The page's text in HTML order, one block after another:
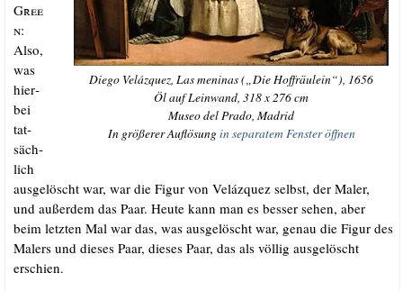
Die­go Veláz­quez,Las meni­nas(„Die Hof­fräu­lein“), 1656
Öl auf Lein­wand, 318 x 276 cm
Museo del Pra­do, Madrid
In grö­ße­rer Auf­lö­sungin sepa­ra­tem Fens­ter öffnen
Gree
n:
Also,
was
hier­
bei
tat­
säch­
lich
aus­ge­löscht war, war die Figur von Veláz­quez selbst, der Maler,
und außer­dem das Paar. Heu­te kann man es bes­ser sehen, aber
beim letz­ten Mal war das, was aus­ge­löscht war, genau die Figur des
Malers und die­ses Paar, die­ses Paar, das als völ­lig aus­ge­löscht
erschien.